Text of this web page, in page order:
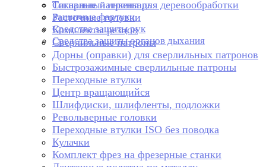
Сигнальный инвентарь
Защитные фартуки
Средства защиты рук
Средства защиты органов дыхания
Токарные патроны для деревообработки
Расточные головки
Комплекты резцов
Сверлильные патроны
Дорны (оправки) для сверлильных патронов
Быстрозажимные сверлильные патроны
Переходные втулки
Центр вращающийся
Шлифдиски, шлифленты, подложки
Револьверные головки
Переходные втулки ISO без поводка
Кулачки
Комплект фрез на фрезерные станки